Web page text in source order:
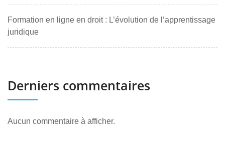
Formation en ligne en droit : L’évolution de l’apprentissage
juridique
Derniers commentaires
Aucun commentaire à afficher.